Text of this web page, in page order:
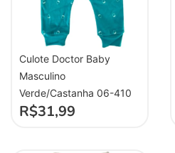
Culote Doctor Baby
Masculino
Verde/Castanha 06-410
R$31,99